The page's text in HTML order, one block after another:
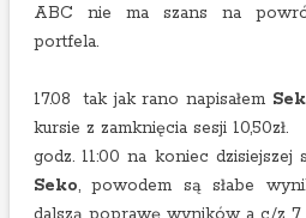
ABC nie ma szans na
portfela.
17.08 tak jak rano napisałem
kursie z zamknięcia sesji 10,50zł.
godz. 11:00 na koniec
Seko, powodem są słabe